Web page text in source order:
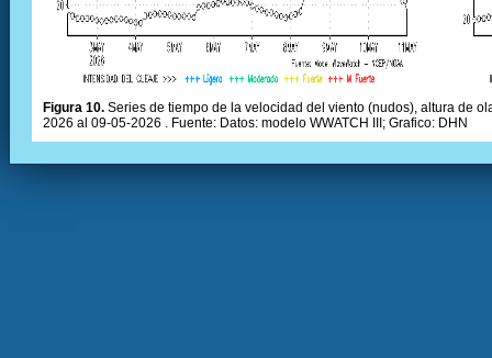
Figura 10. Series de tiempo de la velocidad del viento (nudos), altura de
2026 al 09-05-2026 . Fuente: Datos: modelo WWATCH III; Grafico: DHN